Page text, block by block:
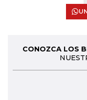
CONOZCA LOS